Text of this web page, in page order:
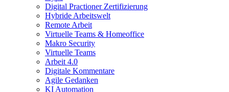
Digital Practioner Zertifizierung
Hybride Arbeitswelt
Remote Arbeit
Virtuelle Teams & Homeoffice
Makro Security
Virtuelle Teams
Arbeit 4.0
Digitale Kommentare
Agile Gedanken
KI Automation